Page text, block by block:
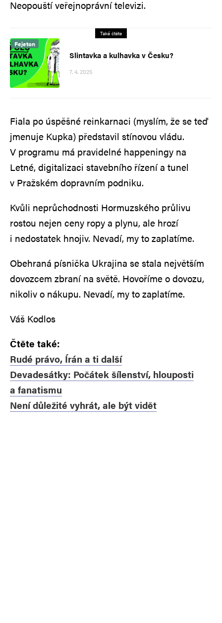
Neopouští veřejnoprávní televizi.
Také čtěte
Fejeton
Slintavka a kulhavka v Česku?
7. 4. 2025
Fiala po úspěšné reinkarnaci (myslím, že se teď
jmenuje Kupka) představil stínovou vládu.
V programu má pravidelné happeningy na
Letné, digitalizaci stavebního řízení a tunel
v Pražském dopravním podniku.
Kvůli neprůchodnosti Hormuzského průlivu
rostou nejen ceny ropy a plynu, ale hrozí
i nedostatek hnojiv. Nevadí, my to zaplatíme.
Obehraná písnička Ukrajina se stala největším
dovozcem zbraní na světě. Hovoříme o dovozu,
nikoliv o nákupu. Nevadí, my to zaplatíme.
Váš Kodlos
Čtěte také:
Rudé právo, Írán a ti další
Devadesátky: Počátek šílenství, hlouposti
a fanatismu
Není důležité vyhrát, ale být vidět